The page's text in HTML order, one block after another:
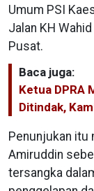
Umum PSI
Jalan KH
Pusat.
Baca juga:
Ketua DPRA
Ditindak,
Penunjukan itu
Amiruddin
tersangka